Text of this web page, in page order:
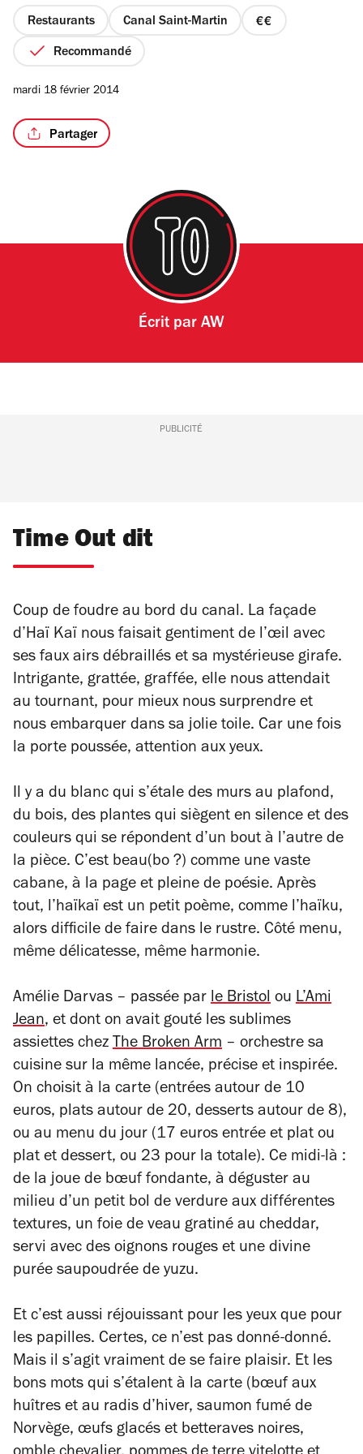
étoiles
Restaurants Canal Saint-Martin
prix
Recommandé
mardi 18 février 2014
Partager
Écrit par AW
PUBLICITÉ
Time Out dit
Coup de foudre au bord du canal. La façade
d’Haï Kaï nous faisait gentiment de l’œil avec
ses faux airs débraillés et sa mystérieuse girafe.
Intrigante, grattée, graffée, elle nous attendait
au tournant, pour mieux nous surprendre et
nous embarquer dans sa jolie toile. Car une fois
la porte poussée, attention aux yeux.
Il y a du blanc qui s’étale des murs au plafond,
du bois, des plantes qui siègent en silence et des
couleurs qui se répondent d’un bout à l’autre de
la pièce. C’est beau(bo ?) comme une vaste
cabane, à la page et pleine de poésie. Après
tout, l’haïkaï est un petit poème, comme l’haïku,
alors difficile de faire dans le rustre. Côté menu,
même délicatesse, même harmonie.
Amélie Darvas – passée par le Bristol ou L’Ami
Jean, et dont on avait gouté les sublimes
assiettes chez The Broken Arm – orchestre sa
cuisine sur la même lancée, précise et inspirée.
On choisit à la carte (entrées autour de 10
euros, plats autour de 20, desserts autour de 8),
ou au menu du jour (17 euros entrée et plat ou
plat et dessert, ou 23 pour la totale). Ce midi-là :
de la joue de bœuf fondante, à déguster au
milieu d’un petit bol de verdure aux différentes
textures, un foie de veau gratiné au cheddar,
servi avec des oignons rouges et une divine
purée saupoudrée de yuzu.
Et c’est aussi réjouissant pour les yeux que pour
les papilles. Certes, ce n’est pas donné-donné.
Mais il s’agit vraiment de se faire plaisir. Et les
bons mots qui s’étalent à la carte (bœuf aux
huîtres et au radis d’hiver, saumon fumé de
Norvège, œufs glacés et betteraves noires,